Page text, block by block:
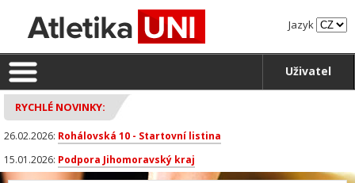
Jazyk
Uživatel
RYCHLÉ NOVINKY:
26.02.2026: Rohálovská 10 - Startovní listina
15.01.2026: Podpora Jihomoravský kraj